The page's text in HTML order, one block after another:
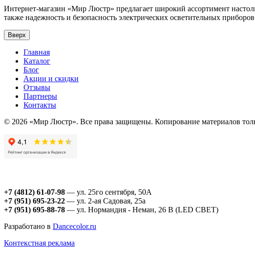
Интернет-магазин «Мир Люстр» предлагает широкий ассортимент
также надежность и безопасность электрических осветительных
Вверх
Главная
Каталог
Блог
Акции и скидки
Отзывы
Партнеры
Контакты
© 2026 «Мир Люстр». Все права защищены. Копирование материалов
+7 (4812) 61-07-98 — ул. 25го сентября, 50А
+7 (951) 695-23-22 — ул. 2-ая Садовая, 25а
+7 (951) 695-88-78 — ул. Нормандия - Неман, 26 В (LED СВЕТ)
Разработано в Dancecolor.ru
Контекстная реклама